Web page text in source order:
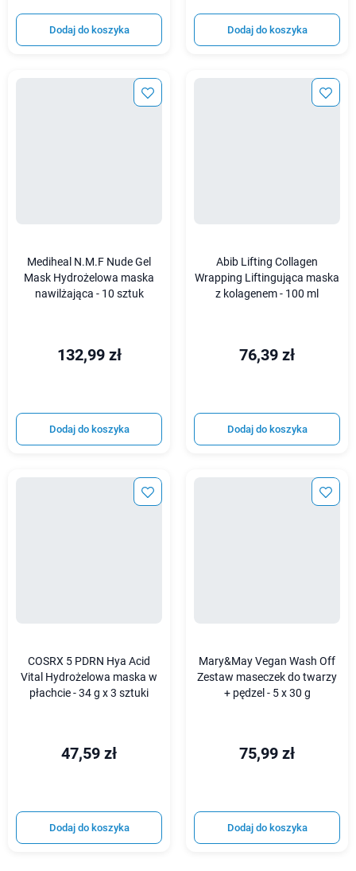
Dodaj do koszyka Dodaj do koszyka
Mediheal N.M.F Nude Gel
Mask Hydrożelowa maska
nawilżająca - 10 sztuk
132,99 zł
Dodaj do koszyka
Abib Lifting Collagen
Wrapping Liftingująca maska
z kolagenem - 100 ml
76,39 zł
Dodaj do koszyka
COSRX 5 PDRN Hya Acid
Vital Hydrożelowa maska w
płachcie - 34 g x 3 sztuki
47,59 zł
Dodaj do koszyka
Mary&May Vegan Wash Off
Zestaw maseczek do twarzy
+ pędzel - 5 x 30 g
75,99 zł
Dodaj do koszyka